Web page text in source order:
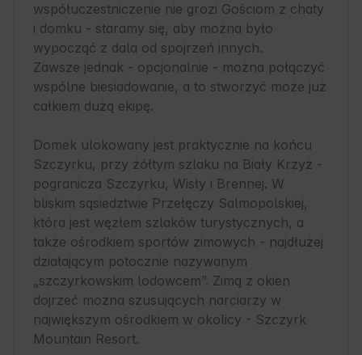
współuczestniczenie nie grozi Gościom z chaty
i domku - staramy się, aby można było
wypocząć z dala od spojrzeń innych.
Zawsze jednak - opcjonalnie - można połączyć
wspólne biesiadowanie, a to stworzyć może już
całkiem dużą ekipę.
Domek ulokowany jest praktycznie na końcu
Szczyrku, przy żółtym szlaku na Biały Krzyż -
pogranicza Szczyrku, Wisły i Brennej. W
bliskim sąsiedztwie Przełęczy Salmopolskiej,
która jest węzłem szlaków turystycznych, a
także ośrodkiem sportów zimowych - najdłużej
działającym potocznie nazywanym
„szczyrkowskim lodowcem”. Zimą z okien
dojrzeć można szusujących narciarzy w
największym ośrodkiem w okolicy - Szczyrk
Mountain Resort.